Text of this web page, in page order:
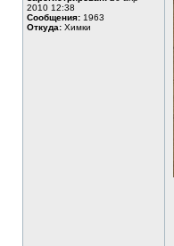
2010 12:38
Сообщения: 1963
Откуда: Химки